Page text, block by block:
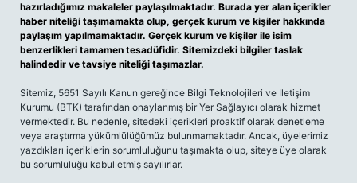
hazırladığımız makaleler paylaşılmaktadır. Burada yer alan içerikler
haber niteliği taşımamakta olup, gerçek kurum ve kişiler hakkında
paylaşım yapılmamaktadır. Gerçek kurum ve kişiler ile isim
benzerlikleri tamamen tesadüfidir. Sitemizdeki bilgiler taslak
halindedir ve tavsiye niteliği taşımazlar.
Sitemiz, 5651 Sayılı Kanun gereğince Bilgi Teknolojileri ve İletişim
Kurumu (BTK) tarafından onaylanmış bir Yer Sağlayıcı olarak hizmet
vermektedir. Bu nedenle, sitedeki içerikleri proaktif olarak denetleme
veya araştırma yükümlülüğümüz bulunmamaktadır. Ancak, üyelerimiz
yazdıkları içeriklerin sorumluluğunu taşımakta olup, siteye üye olarak
bu sorumluluğu kabul etmiş sayılırlar.